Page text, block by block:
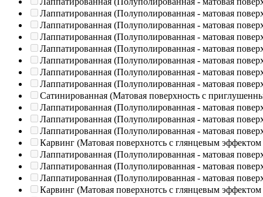
Лаппатированная (Полуполированная - матовая
Лаппатированная (Полуполированная - матовая
Лаппатированная (Полуполированная - матовая
Лаппатированная (Полуполированная - матовая
Лаппатированная (Полуполированная - матовая
Лаппатированная (Полуполированная - матовая
Лаппатированная (Полуполированная - матовая
Сатинированная (Матовая поверхность с
Лаппатированная (Полуполированная - матовая
Лаппатированная (Полуполированная - матовая
Лаппатированная (Полуполированная - матовая
Карвинг (Матовая поверхнотсь с глянцевым эффектом
Лаппатированная (Полуполированная - матовая
Лаппатированная (Полуполированная - матовая
Лаппатированная (Полуполированная - матовая
Карвинг (Матовая поверхнотсь с глянцевым эффектом